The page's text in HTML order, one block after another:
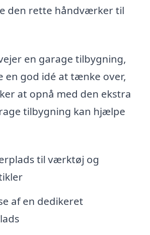
den rette håndværker til
en garage tilbygning,
en god idé at tænke over,
at opnå med den ekstra
tilbygning kan hjælpe
til værktøj og
af en dedikeret